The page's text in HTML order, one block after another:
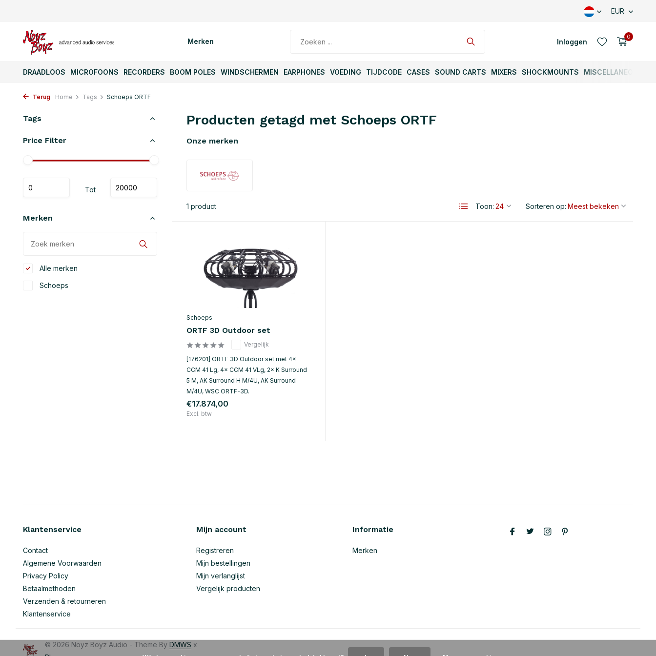
EUR
Merken Inloggen
0
DRAADLOOS MICROFOONS RECORDERS BOOM POLES WINDSCHERMEN EARPHONES VOEDING TIJDCODE CASES SOUND CARTS MIXERS SHOCKMOUNTS MISCELLANEOUS
Terug Home Tags Schoeps ORTF
Tags
Price Filter
Tot
Merken
Alle merken
Schoeps
Producten getagd met Schoeps ORTF
Onze merken
1 product Toon: Sorteren op:
Schoeps
ORTF 3D Outdoor set
Vergelijk
[176201] ORTF 3D Outdoor set met 4×
CCM 41 Lg, 4× CCM 41 VLg, 2× K Surround
5 M, AK Surround H M/4U, AK Surround
M/4U, WSC ORTF-3D.
€17.874,00
Excl. btw
Klantenservice
Contact
Algemene Voorwaarden
Privacy Policy
Betaalmethoden
Verzenden & retourneren
Klantenservice
Mijn account
Registreren
Mijn bestellingen
Mijn verlanglijst
Vergelijk producten
Informatie
Merken
© 2026 Noyz Boyz Audio - Theme By DMWS x